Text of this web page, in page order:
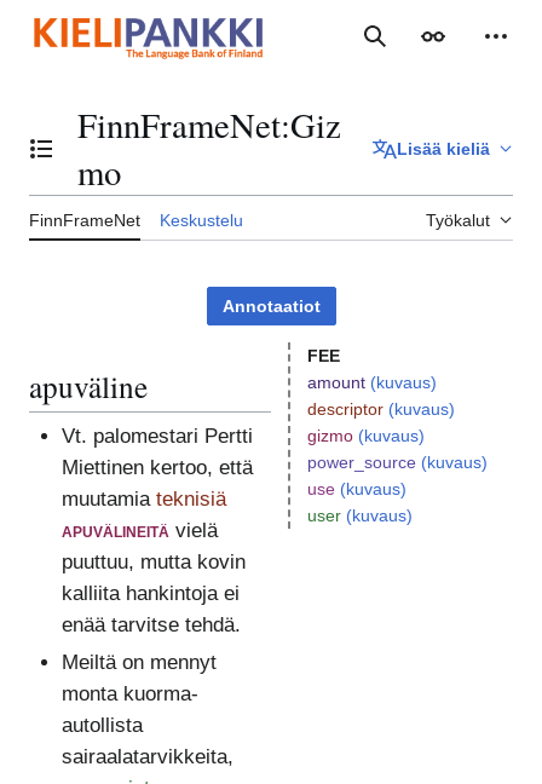
sisältöön
Haku Ulkoasu
Vaihda sisällysluettelo
FinnFrameNet:Giz
mo
Lisää kieliä
FinnFrameNet Keskustelu Työkalut
Annotaatiot
apuväline
Vt. palomestari Pertti
Miettinen kertoo, että
muutamia teknisiä
apuvälineitä vielä
puuttuu, mutta kovin
kalliita hankintoja ei
enää tarvitse tehdä.
Meiltä on mennyt
monta kuorma-
autollista
sairaalatarvikkeita,
FEE
amount (kuvaus)
descriptor (kuvaus)
gizmo (kuvaus)
power_source (kuvaus)
use (kuvaus)
user (kuvaus)